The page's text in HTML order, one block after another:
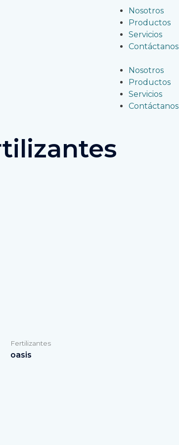
Nosotros
Productos
Servicios
Contáctanos
Nosotros
Productos
Servicios
Contáctanos
Fertilizantes
oasis